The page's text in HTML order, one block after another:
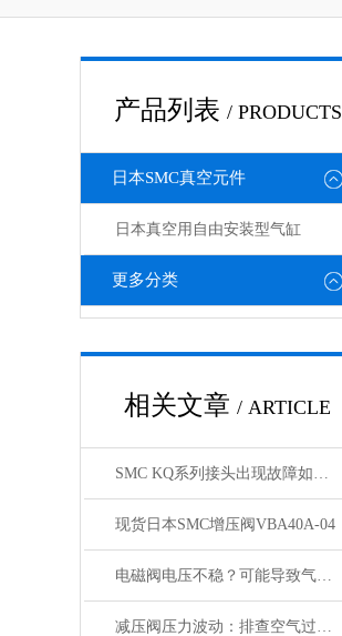
产品列表 / PRODUCTS
日本SMC真空元件
日本真空用自由安装型气缸
更多分类
相关文章 / ARTICLE
SMC KQ系列接头出现故障如何处理，KQ接头原装正品
现货日本SMC增压阀VBA40A-04
电磁阀电压不稳？可能导致气缸与锁定阀动作紊乱
减压阀压力波动：排查空气过滤器是否存在堵塞